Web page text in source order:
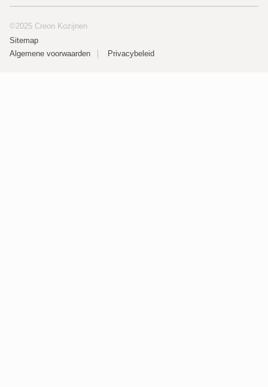
©2025 Creon Kozijnen
Sitemap
Algemene voorwaarden
Privacybeleid